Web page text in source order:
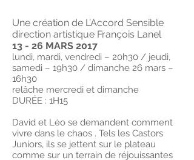
Une création de L’Accord Sensible
direction artistique François Lanel
13 - 26 MARS 2017
lundi, mardi, vendredi – 20h30 / jeudi,
samedi – 19h30 / dimanche 26 mars –
16h30
relâche mercredi et dimanche
DURÉE : 1H15
David et Léo se demandent comment
vivre dans le chaos . Tels les Castors
Juniors, ils se jettent sur le plateau
comme sur un terrain de réjouissantes